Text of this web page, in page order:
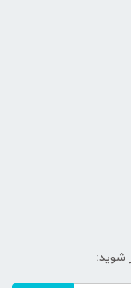
شوید: